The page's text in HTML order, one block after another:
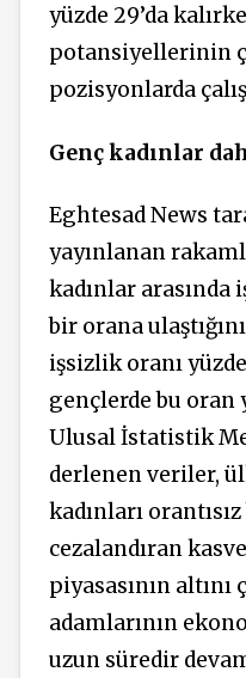
yüzde 29’da
potansiyellerinin
pozisyonlarda
Genç kadınlar
Eghtesad News
yayınlanan
kadınlar arasında
bir orana
işsizlik oranı
gençlerde bu oran
Ulusal İstatistik
derlenen veriler,
kadınları
cezalandıran
piyasasının
adamlarının
uzun süredir